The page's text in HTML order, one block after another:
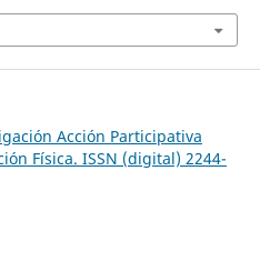
Acción Participativa
Física. ISSN (digital) 2244-